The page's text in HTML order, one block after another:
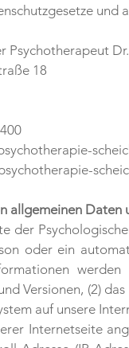
und
Psychotherapeut
18
allgemeinen
der
oder ein
Versionen, (2)
auf unsere
Internetseite